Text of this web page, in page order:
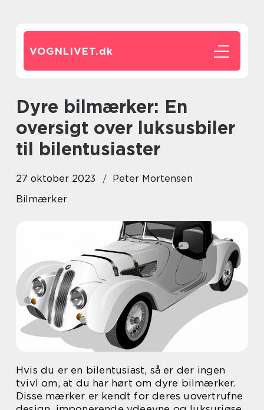
VOGNLIVET.dk
Dyre bilmærker: En
oversigt over luksusbiler
til bilentusiaster
27 oktober 2023
Peter Mortensen
Bilmærker
Hvis du er en bilentusiast, så er der ingen
tvivl om, at du har hørt om dyre bilmærker.
Disse mærker er kendt for deres uovertrufne